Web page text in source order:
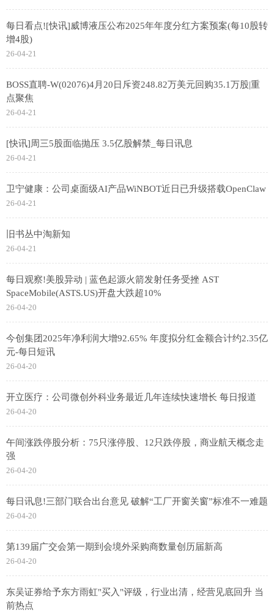
每日看点![快讯]威博液压公布2025年年度分红方案预案(每10股转
增4股)
26-04-21
BOSS直聘-W(02076)4月20日斥资248.82万美元回购35.1万股|重
点聚焦
26-04-21
[快讯]周三5股面临抛压 3.5亿股解禁_每日讯息
26-04-21
卫宁健康：公司桌面级AI产品WiNBOT近日已升级搭载OpenClaw
26-04-21
旧书丛中淘新知
26-04-21
每日观察!美股异动 | 蓝色起源火箭发射任务受挫 AST
SpaceMobile(ASTS.US)开盘大跌超10%
26-04-20
今创集团2025年净利润大增92.65% 年度拟分红金额合计约2.35亿
元-每日短讯
26-04-20
开立医疗：公司微创外科业务最近几年连续快速增长 每日报道
26-04-20
午间涨跌停股分析：75只涨停股、12只跌停股，商业航天概念走
强
26-04-20
每日讯息!三部门联合出台意见 破解“工厂开窗关窗”标准不一难题
26-04-20
第139届广交会第一期到会境外采购商数量创历届新高
26-04-20
东吴证券给予东方雨虹"买入"评级，行业出清，经营见底回升 当
前热点